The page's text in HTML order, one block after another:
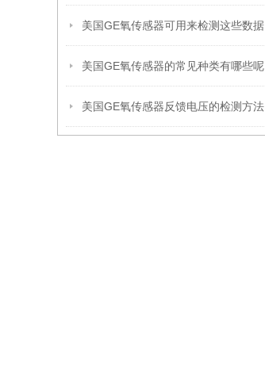
美国GE氧传感器可用来检测这些数据
美国GE氧传感器的常见种类有哪些呢